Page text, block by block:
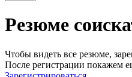
Резюме
Чтобы видеть все резюме,
После регистрации покажем